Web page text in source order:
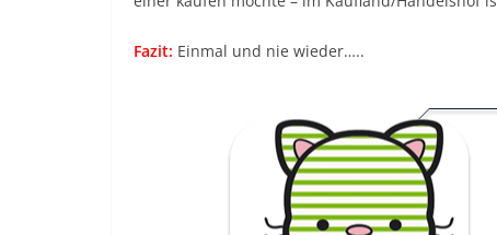
Fazit: Einmal und nie wieder…..